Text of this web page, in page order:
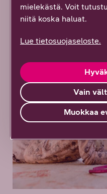
mielekästä. Voit
niitä koska haluat.
Lue tietosuojaseloste.
Vain
Muokkaa